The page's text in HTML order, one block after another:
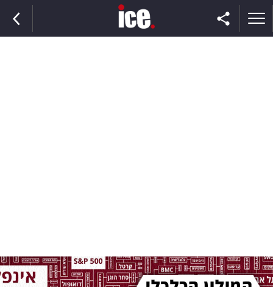
וצרכנות